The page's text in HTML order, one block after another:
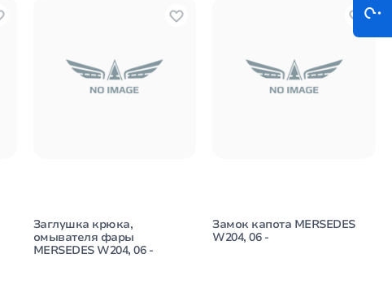
Заглушка крюка,
омывателя фары
MERSEDES W204, 06 -
Замок капота MERSEDES
W204, 06 -